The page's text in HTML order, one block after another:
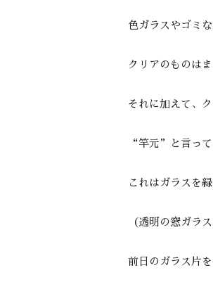
色ガラスやゴミ
クリアのものは
それに加えて、
“竿元”と言って
これはガラスを
（透明の窓ガラ
前日のガラス片